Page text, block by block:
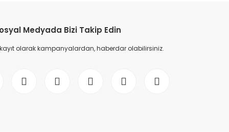
Medyada Bizi Takip Edin
olarak kampanyalardan, haberdar olabilirsiniz.